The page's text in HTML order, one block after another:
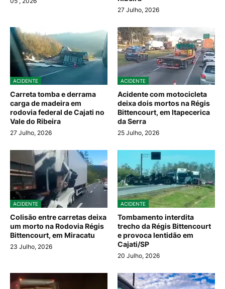
27 Julho, 2026
ACIDENTE
Carreta tomba e derrama
carga de madeira em
rodovia federal de Cajati no
Vale do Ribeira
27 Julho, 2026
ACIDENTE
Acidente com motocicleta
deixa dois mortos na Régis
Bittencourt, em Itapecerica
da Serra
25 Julho, 2026
ACIDENTE
Colisão entre carretas deixa
um morto na Rodovia Régis
Bittencourt, em Miracatu
23 Julho, 2026
ACIDENTE
Tombamento interdita
trecho da Régis Bittencourt
e provoca lentidão em
Cajati/SP
20 Julho, 2026